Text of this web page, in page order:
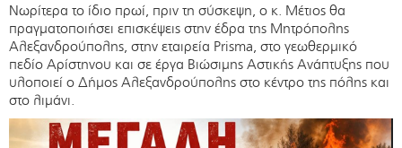
Νωρίτερα το ίδιο πρωί, πριν τη σύσκεψη, ο κ. Μέτιος θα
πραγματοποιήσει επισκέψεις στην έδρα της Μητρόπολης
Αλεξανδρούπολης, στην εταιρεία Prisma, στο γεωθερμικό
πεδίο Αρίστηνου και σε έργα Βιώσιμης Αστικής Ανάπτυξης που
υλοποιεί ο Δήμος Αλεξανδρούπολης στο κέντρο της πόλης και
στο λιμάνι.